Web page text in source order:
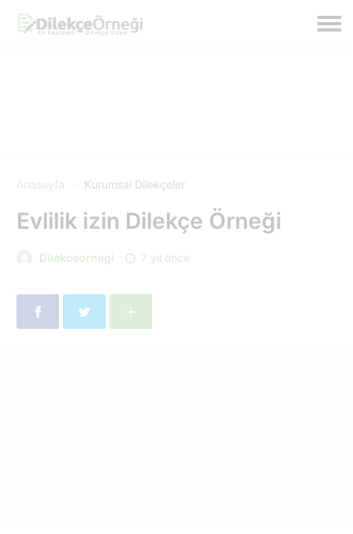
Anasayfa Kurumsal Dilekçeler
Evlilik izin Dilekçe Örneği
Dilekceornegi 7 yıl önce